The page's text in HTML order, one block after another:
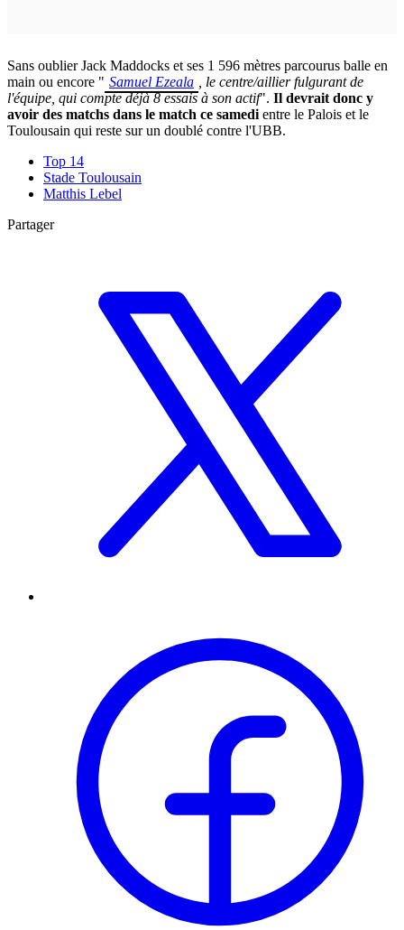
Sans oublier Jack Maddocks et ses 1 596 mètres parcourus balle en
main ou encore " Samuel Ezeala
, le centre/aillier fulgurant de
l'équipe, qui compte déjà 8 essais à son actif". Il devrait donc y
avoir des matchs dans le match ce samedi entre le Palois et le
Toulousain qui reste sur un doublé contre l'UBB.
Top 14
Stade Toulousain
Matthis Lebel
Partager